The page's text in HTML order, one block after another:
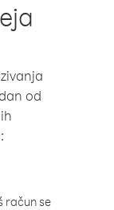
od
račun se